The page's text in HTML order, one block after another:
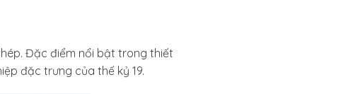
Đặc điểm nổi bật trong thiết
đặc trưng của thế kỷ 19.